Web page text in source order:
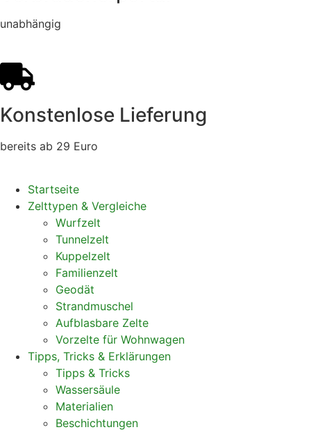
unabhängig
Konstenlose Lieferung
bereits ab 29 Euro
Startseite
Zelttypen & Vergleiche
Wurfzelt
Tunnelzelt
Kuppelzelt
Familienzelt
Geodät
Strandmuschel
Aufblasbare Zelte
Vorzelte für Wohnwagen
Tipps, Tricks & Erklärungen
Tipps & Tricks
Wassersäule
Materialien
Beschichtungen